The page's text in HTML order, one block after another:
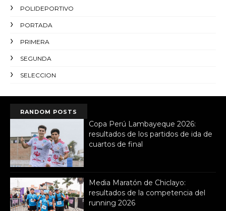
POLIDEPORTIVO
PORTADA
PRIMERA
SEGUNDA
SELECCION
RANDOM POSTS
Copa Perú Lambayeque 2026:
resultados de los partidos de ida de
cuartos de final
Media Maratón de Chiclayo:
resultados de la competencia del
running 2026